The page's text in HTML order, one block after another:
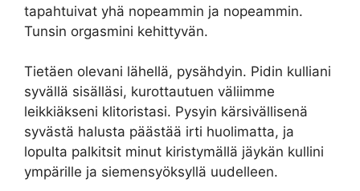
tapahtuivat yhä nopeammin ja nopeammin.
Tunsin orgasmini kehittyvän.
Tietäen olevani lähellä, pysähdyin. Pidin kulliani
syvällä sisälläsi, kurottautuen väliimme
leikkiäkseni klitoristasi. Pysyin kärsivällisenä
syvästä halusta päästää irti huolimatta, ja
lopulta palkitsit minut kiristymällä jäykän kullini
ympärille ja siemensyöksyllä uudelleen.